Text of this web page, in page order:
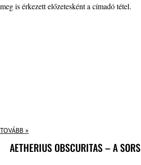
meg is érkezett előzetesként a címadó tétel.
TOVÁBB »
AETHERIUS OBSCURITAS – A